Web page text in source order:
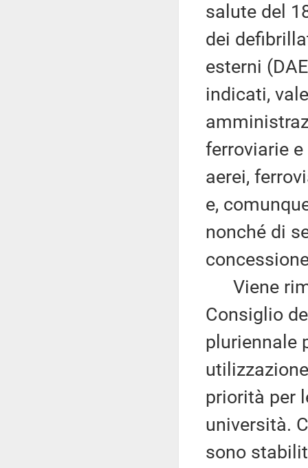
salute del
dei
esterni
indicati,
ferroviarie
aerei,
e,
nonché di
Viene
Consiglio
pluriennale
priorità per
università.
sono